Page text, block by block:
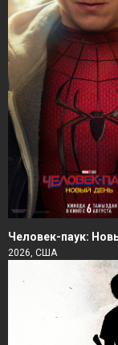
Человек-паук:
2026, США